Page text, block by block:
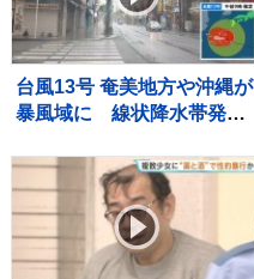
滝沢】
台風13号 奄美地方や沖縄が
暴風域に 線状降水帯発生
迎えるも国際通りでは臨時
休業が相次ぐ 8日にかけて
暴風・高波・土砂災害に厳
重警戒